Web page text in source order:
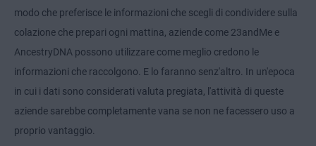
modo che preferisce le informazioni che scegli di condividere sulla
colazione che prepari ogni mattina, aziende come 23andMe e
AncestryDNA possono utilizzare come meglio credono le
informazioni che raccolgono. E lo faranno senz'altro. In un'epoca
in cui i dati sono considerati valuta pregiata, l'attività di queste
aziende sarebbe completamente vana se non ne facessero uso a
proprio vantaggio.